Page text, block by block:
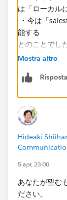
は「ローカル
・今は「
能する
とのことでし
自社内の「共
Mostra altro
Hideaki
5 apr, 23:00
あなたが望む
ださい。